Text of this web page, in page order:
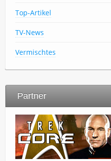
Top-Artikel
TV-News
Vermischtes
Partner